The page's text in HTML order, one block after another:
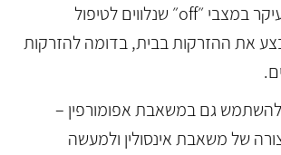
אפומורפין יעיל בעיקר במצבי ״off״ שנלווים לטיפול
את ההזרקות בבית, בדומה להזרקות
להשתמש גם במשאבת אפומורפין –
של משאבת אינסולין ולמעשה